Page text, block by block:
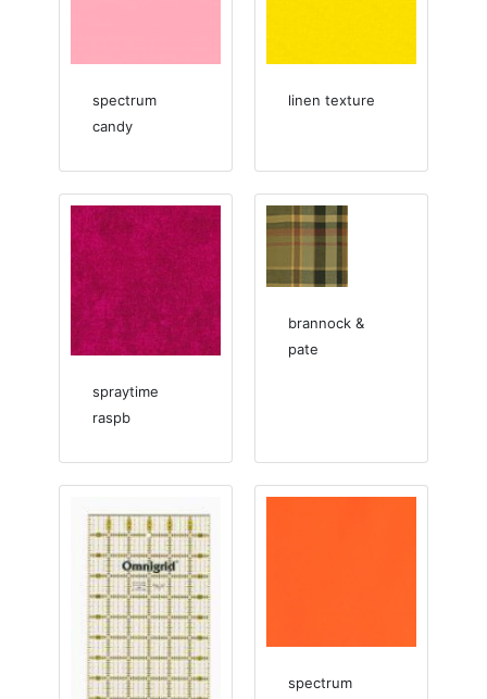
spectrum
candy
linen texture
spraytime
raspb
brannock &
pate
spectrum